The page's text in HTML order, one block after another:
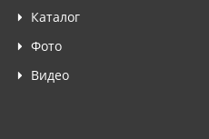
Каталог
Фото
Видео